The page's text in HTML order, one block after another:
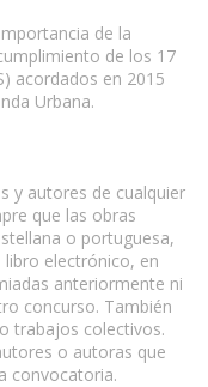
de la
de los 17
acordados en 2015
Urbana.
y autores de cualquier
que las obras
o portuguesa,
electrónico, en
anteriormente ni
concurso. También
trabajos colectivos.
o autoras que
convocatoria.